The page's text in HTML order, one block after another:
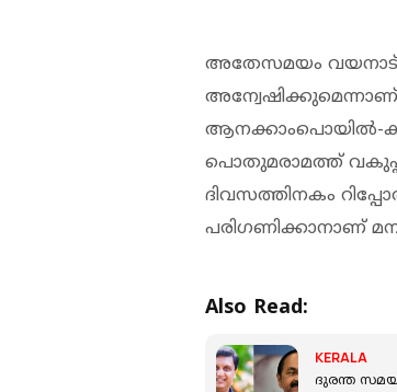
അതേസമയം വയനാട്
അന്വേഷിക്കുമെന്നാണ്
ആനക്കാംപൊയില്‍-
പൊതുമരാമത്ത്
ദിവസത്തിനകം
പരിഗണിക്കാനാണ്
Also Read:
KERALA
ദുരന്ത